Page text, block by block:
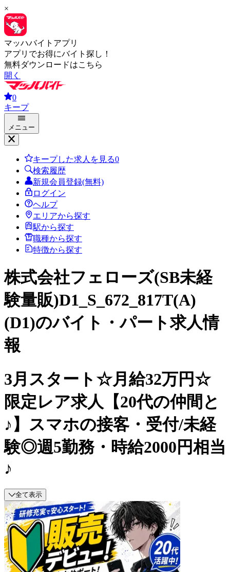
×
マッハバイトアプリ
アプリでお得にバイト探し！
無料ダウンロードはこちら
開く
0
キープ
メニュー
キープした求人を見る0
検索履歴
新規会員登録(無料)
ログイン
ヘルプ
エリアから探す
駅から探す
職種から探す
特徴から探す
株式会社フェローズ(SB未経
験量販)D1_S_672_817T(A)
(D1)のバイト・パート求人情
報
3月スタート☆月給32万円☆
限定レア求人【20代の仲間と
♪】スマホの接客・受付/未経
験◎週5勤務・時給2000円相当
♪
全て表示